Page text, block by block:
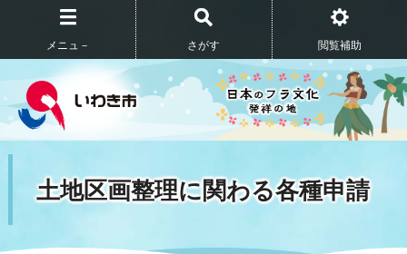
メニュ－ さがす 閲覧補助
土地区画整理に関わる各種申請